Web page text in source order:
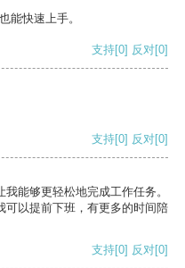
能快速上手。
支持[0] 反对[0]
支持[0] 反对[0]
能够更轻松地完成工作任务。
可以提前下班，有更多的时间陪
支持[0] 反对[0]